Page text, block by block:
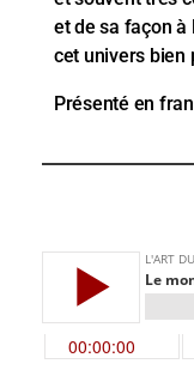
et de sa façon à
cet univers bien
Présenté en